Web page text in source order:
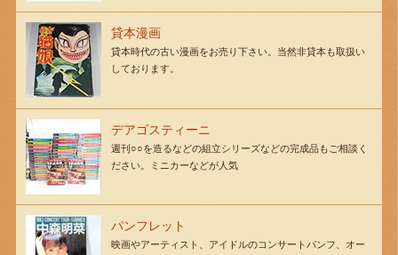
貸本漫画
貸本時代の古い漫画をお売り下さい。当然非貸本も取扱い
しております。
デアゴスティーニ
週刊○○を造るなどの組立シリーズなどの完成品もご相談く
ださい。ミニカーなどが人気
パンフレット
映画やアーティスト、アイドルのコンサートパンフ、オー